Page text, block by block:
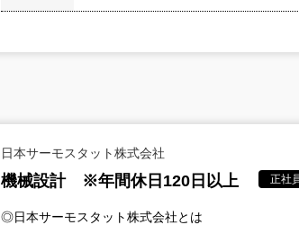
日本サーモスタット株式会社
機械設計 ※年間休日120日以上 正社
◎日本サーモスタット株式会社とは